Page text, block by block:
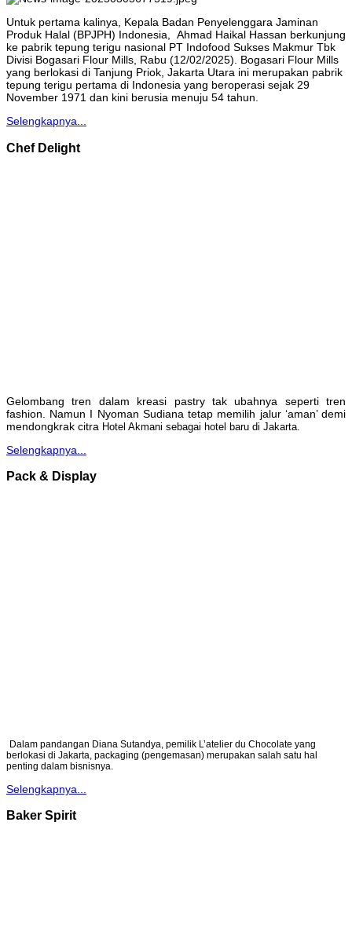
Untuk pertama kalinya, Kepala Badan Penyelenggara Jaminan
Produk Halal (BPJPH) Indonesia, Ahmad Haikal Hassan berkunjung
ke pabrik tepung terigu nasional PT Indofood Sukses Makmur Tbk
Divisi Bogasari Flour Mills, Rabu (12/02/2025). Bogasari Flour Mills
yang berlokasi di Tanjung Priok, Jakarta Utara ini merupakan pabrik
tepung terigu pertama di Indonesia yang beroperasi sejak 29
November 1971 dan kini berusia menuju 54 tahun.
Selengkapnya...
Chef Delight
Gelombang tren dalam kreasi pastry tak ubahnya seperti tren
fashion. Namun I Nyoman Sudiana tetap memilih jalur ‘aman’ demi
mendongkrak citra Hotel Akmani sebagai hotel baru di Jakarta.
Selengkapnya...
Pack & Display
Dalam pandangan Diana Sutandya, pemilik L’atelier du Chocolate yang
berlokasi di Jakarta, packaging (pengemasan) merupakan salah satu hal
penting dalam bisnisnya.
Selengkapnya...
Baker Spirit